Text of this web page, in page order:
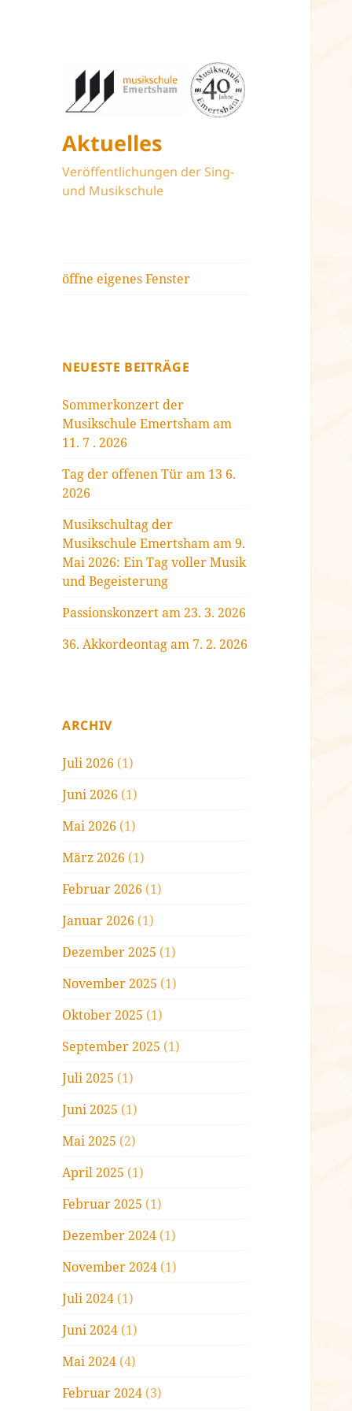
Aktuelles
Veröffentlichungen der Sing-
und Musikschule
öffne eigenes Fenster
NEUESTE BEITRÄGE
Sommerkonzert der
Musikschule Emertsham am
11. 7 . 2026
Tag der offenen Tür am 13 6.
2026
Musikschultag der
Musikschule Emertsham am 9.
Mai 2026: Ein Tag voller Musik
und Begeisterung
Passionskonzert am 23. 3. 2026
36. Akkordeontag am 7. 2. 2026
ARCHIV
Juli 2026 (1)
Juni 2026 (1)
Mai 2026 (1)
März 2026 (1)
Februar 2026 (1)
Januar 2026 (1)
Dezember 2025 (1)
November 2025 (1)
Oktober 2025 (1)
September 2025 (1)
Juli 2025 (1)
Juni 2025 (1)
Mai 2025 (2)
April 2025 (1)
Februar 2025 (1)
Dezember 2024 (1)
November 2024 (1)
Juli 2024 (1)
Juni 2024 (1)
Mai 2024 (4)
Februar 2024 (3)